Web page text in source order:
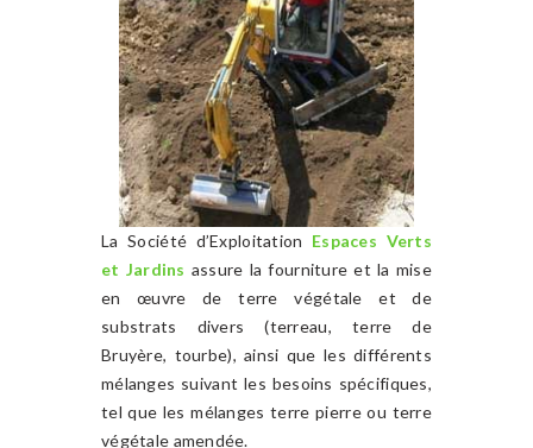
La Société d’Exploitation Espaces Verts
et Jardins assure la fourniture et la mise
en œuvre de terre végétale et de
substrats divers (terreau, terre de
Bruyère, tourbe), ainsi que les différents
mélanges suivant les besoins spécifiques,
tel que les mélanges terre pierre ou terre
végétale amendée.